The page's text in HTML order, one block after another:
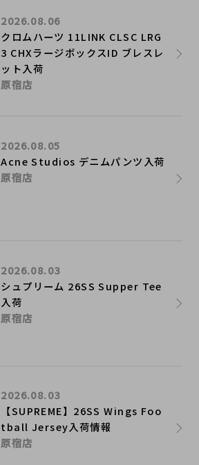
クロムハーツ 11LINK CLSC LRG
3 CHXラージボックスID ブレスレ
ット入荷
2026.08.06
原宿店
Acne Studios デニムパンツ入荷
2026.08.05
原宿店
シュプリーム 26SS Supper Tee
入荷
2026.08.03
原宿店
【SUPREME】26SS Wings Foo
tball Jersey入荷情報
2026.08.03
原宿店